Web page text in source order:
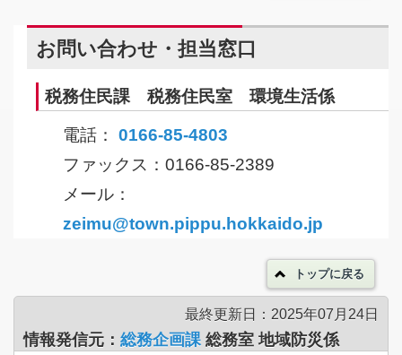
お問い合わせ・担当窓口
税務住民課 税務住民室 環境生活係
電話： 0166-85-4803
ファックス：0166-85-2389
メール：
zeimu@town.pippu.hokkaido.jp
トップに戻る
最終更新日：2025年07月24日
情報発信元： 総務企画課 総務室 地域防災係